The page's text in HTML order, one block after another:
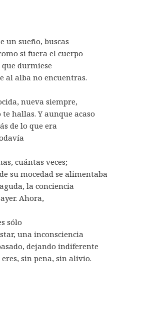
un sueño, buscas
si fuera el cuerpo
durmiese
al alba no encuentras.
nueva siempre,
hallas. Y aunque acaso
de lo que era
cuántas veces;
su mocedad se alimentaba
la conciencia
Ahora,
sólo
una inconsciencia
dejando indiferente
sin pena, sin alivio.